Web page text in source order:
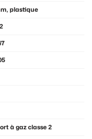
plastique
à gaz classe 2